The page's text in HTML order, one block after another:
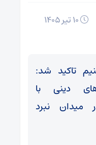
تاکید شد:
دینی با
میدان نبرد